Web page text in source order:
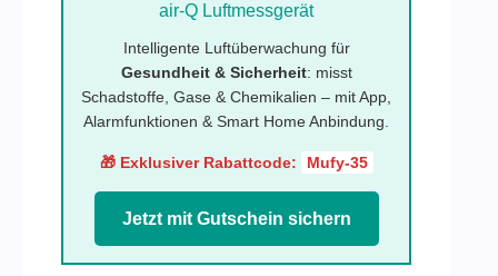
air-Q Luftmessgerät
Intelligente Luftüberwachung für
Gesundheit & Sicherheit: misst
Schadstoffe, Gase & Chemikalien – mit App,
Alarmfunktionen & Smart Home Anbindung.
🎁 Exklusiver Rabattcode: Mufy-35
Jetzt mit Gutschein sichern